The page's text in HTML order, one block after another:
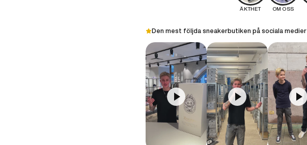
ÄKTHET OM OSS
Den mest följda sneakerbutiken på sociala medier